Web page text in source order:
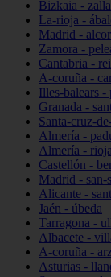
Bizkaia - zalla
La-rioja -
Madrid -
Zamora -
Cantabria -
A-coruña -
Illes-balears -
Granada -
Santa-cruz-
Almería -
Almería - rioja
Castellón -
Madrid - san-
Alicante -
Jaén - úbeda
Tarragona -
Albacete -
A-coruña -
Asturias -